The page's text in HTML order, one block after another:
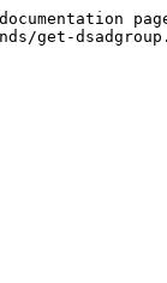
get-